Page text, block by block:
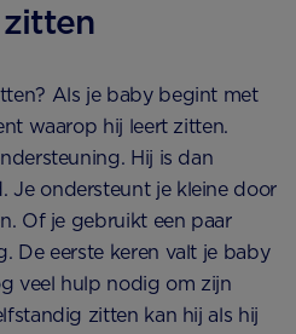
zitten
Als je baby begint met
waarop hij leert zitten.
Hij is dan
Je ondersteunt je kleine door
Of je gebruikt een paar
De eerste keren valt je baby
veel hulp nodig om zijn
zitten kan hij als hij